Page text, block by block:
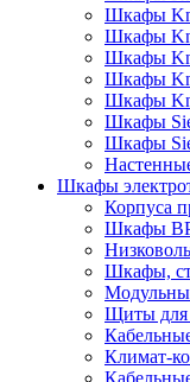
Шкафы
Шкафы
Шкафы
Шкафы
Шкафы
Шкафы
Шкафы
Шкафы
Корпуса
Шкафы
Шкафы,
Щиты для
Климат-